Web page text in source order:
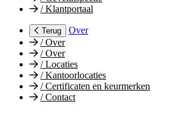
/Klantportaal
Terug
Over
/Over
/Over
/Locaties
/Kantoorlocaties
/Certificaten en keurmerken
/Contact